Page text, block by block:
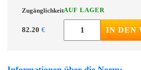
ZugänglichkeitAUF LAGER
82.20 € IN DEN